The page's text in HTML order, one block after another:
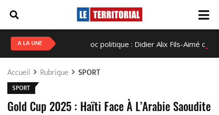
A LA UNE
Haïti en état de choc politique : Didier Alix Fils-Aimé
Accueil Rubrique SPORT
SPORT
Gold Cup 2025 : Haïti Face À L’Arabie Saoudite